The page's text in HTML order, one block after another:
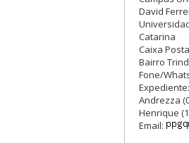
David
Catarina
Caixa
Bairro
Fone/
Andrezza
Henrique
Email: